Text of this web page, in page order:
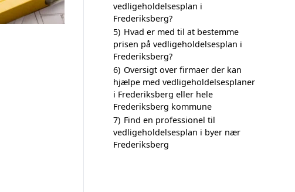
vedligeholdelsesplan i
Frederiksberg?
5) Hvad er med til at bestemme
prisen på vedligeholdelsesplan i
Frederiksberg?
6) Oversigt over firmaer der kan
hjælpe med vedligeholdelsesplaner
i Frederiksberg eller hele
Frederiksberg kommune
7) Find en professionel til
vedligeholdelsesplan i byer nær
Frederiksberg